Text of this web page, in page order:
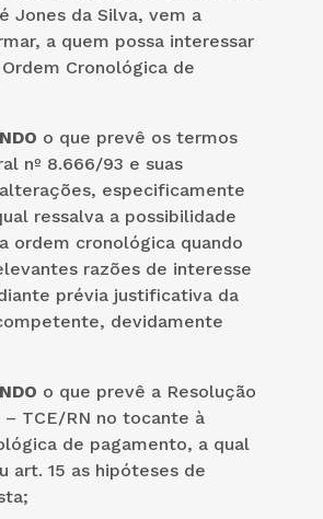
Jones da Silva, vem a
a quem possa interessar
Cronológica de
o que prevê os termos
nº 8.666/93 e suas
especificamente
ressalva a possibilidade
ordem cronológica quando
razões de interesse
prévia justificativa da
devidamente
o que prevê a Resolução
– TCE/RN no tocante à
de pagamento, a qual
art. 15 as hipóteses de